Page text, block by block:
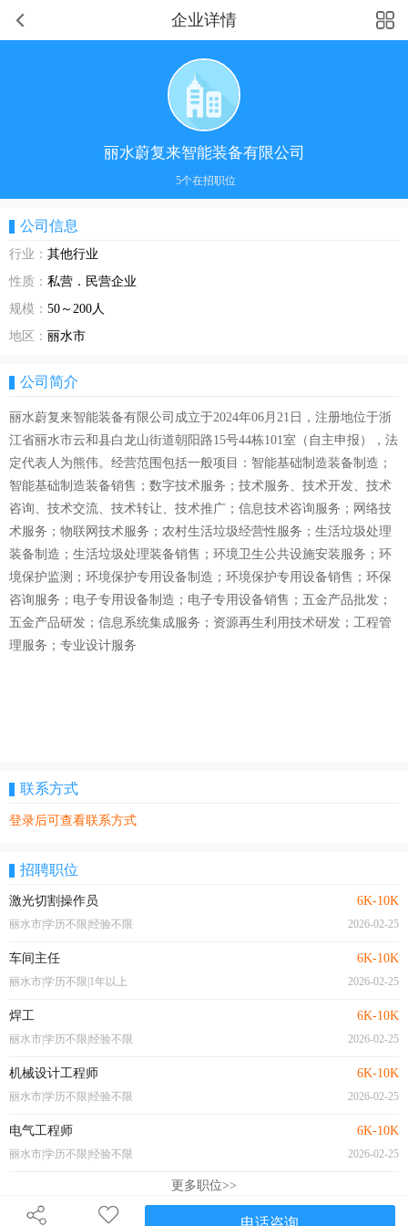
企业详情
电话咨询
丽水蔚复来智能装备有限公司
5个在招职位
公司信息
行业： 其他行业
性质： 私营．民营企业
规模： 50～200人
地区： 丽水市
公司简介
丽水蔚复来智能装备有限公司成立于2024年06月21日，注册地位于浙
江省丽水市云和县白龙山街道朝阳路15号44栋101室（自主申报），法
定代表人为熊伟。经营范围包括一般项目：智能基础制造装备制造；
智能基础制造装备销售；数字技术服务；技术服务、技术开发、技术
咨询、技术交流、技术转让、技术推广；信息技术咨询服务；网络技
术服务；物联网技术服务；农村生活垃圾经营性服务；生活垃圾处理
装备制造；生活垃圾处理装备销售；环境卫生公共设施安装服务；环
境保护监测；环境保护专用设备制造；环境保护专用设备销售；环保
咨询服务；电子专用设备制造；电子专用设备销售；五金产品批发；
五金产品研发；信息系统集成服务；资源再生利用技术研发；工程管
理服务；专业设计服务
联系方式
登录后可查看联系方式
招聘职位
激光切割操作员 6K-10K
丽水市|学历不限|经验不限 2026-02-25
车间主任 6K-10K
丽水市|学历不限|1年以上 2026-02-25
焊工 6K-10K
丽水市|学历不限|经验不限 2026-02-25
机械设计工程师 6K-10K
丽水市|学历不限|经验不限 2026-02-25
电气工程师 6K-10K
丽水市|学历不限|经验不限 2026-02-25
更多职位>>